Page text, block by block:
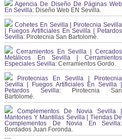
Agencia De Diseño De Páginas Web
En Sevilla: Diseño Web EN Sevilla.
Cohetes En Sevilla | Pirotecnia Sevilla
| Fuegos Artificiales En Sevilla | Petardos
Sevilla: Pirotecnia San Bartolomé.
Cerramientos En Sevilla | Cercados
Metálicos En Sevilla | Cerramientos
Especiales Sevilla: Cerramientos Gordo.
Pirotecnias En Sevilla | Pirotecnia
Sevilla | Fuegos Artificiales En Sevilla |
Petardos Sevilla: Pirotecnia San
Bartolomé.
Complementos De Novia Sevilla |
Mantones Y Mantillas Sevilla | Tiendas De
Complementos De Novia En Sevilla:
Bordados Juan Foronda.